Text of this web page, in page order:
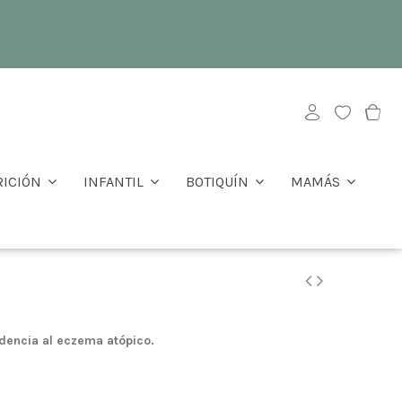
INFANTIL BOTIQUÍN MAMÁS
al eczema atópico.